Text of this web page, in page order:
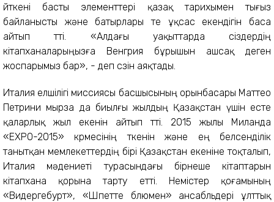
өйткені басты элементтері қазақ тарихымен тығыз
байланысты және батырлары өте ұқсас екендігін баса
айтып өтті. «Алдағы уақыттарда сіздердің
кітапханаларыңызға Венгрия бұрышын ашсақ деген
жоспарымыз бар», - деп сөзін аяқтады.
Италия елшілігі миссиясы басшысының орынбасары Маттео
Петрини мырза да биылғы жылдың Қазақстан үшін есте
қаларлық жыл екенін айтып өтті. 2015 жылы Миланда
«ЕХРО-2015» көрмесінің өткенін және ең белсенділік
танытқан мемлекеттердің бірі Қазақстан екеніне тоқталып,
Италия мәдениеті турасындағы бірнеше кітаптарын
кітапхана қорына тарту етті. Немістер қоғамының
«Видергебурт», «Шпетте блюмен» ансабльдері ұлттық